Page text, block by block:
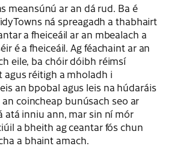
meansúnú ar an dá rud. Ba é
ná spreagadh a thabhairt
a fheiceáil ar an mbealach a
é a fheiceáil. Ag féachaint ar an
eile, ba chóir dóibh réimsí
réitigh a mholadh i
an bpobal agus leis na húdaráis
coincheap bunúsach seo ar
atá inniu ann, mar sin ní mór
a bheith ag ceantar fós chun
a bhaint amach.